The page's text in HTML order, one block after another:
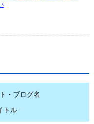
・ブログ名
トル